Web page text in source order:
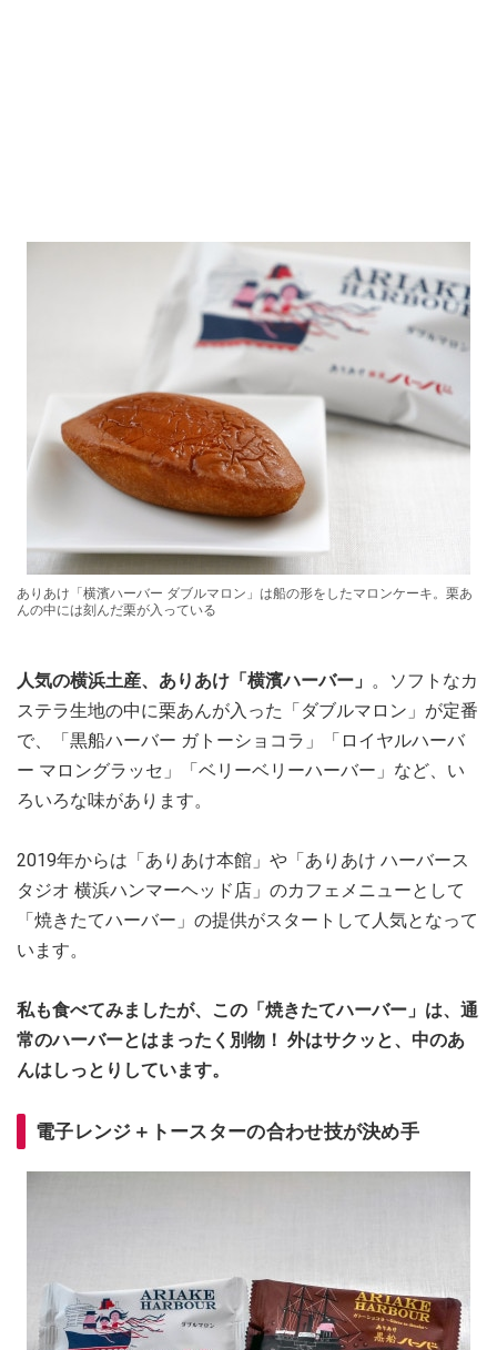
ありあけ「横濱ハーバー ダブルマロン」は船の形をしたマロンケーキ。栗あ
んの中には刻んだ栗が入っている
人気の横浜土産、ありあけ「横濱ハーバー」 。ソフトなカ
ステラ生地の中に栗あんが入った「ダブルマロン」が定番
で、「黒船ハーバー ガトーショコラ」「ロイヤルハーバ
ー マロングラッセ」「ベリーベリーハーバー」など、い
ろいろな味があります。
2019年からは「ありあけ本館」や「ありあけ ハーバース
タジオ 横浜ハンマーヘッド店」のカフェメニューとして
「焼きたてハーバー」の提供がスタートして人気となって
います。
私も食べてみましたが、この「焼きたてハーバー」は、通
常のハーバーとはまったく別物！ 外はサクッと、中のあ
んはしっとりしています。
電子レンジ＋トースターの合わせ技が決め手